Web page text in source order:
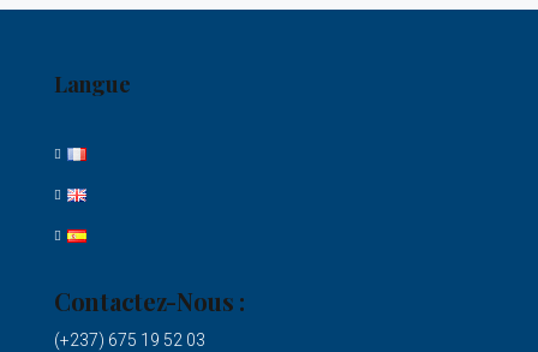
Langue
Contactez-Nous :
(+237) 675 19 52 03